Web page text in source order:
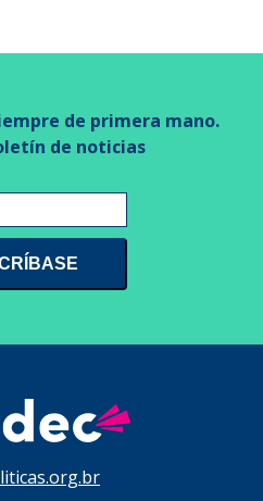
de primera mano.
de noticias